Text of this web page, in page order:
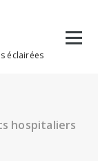
éclairées
hospitaliers